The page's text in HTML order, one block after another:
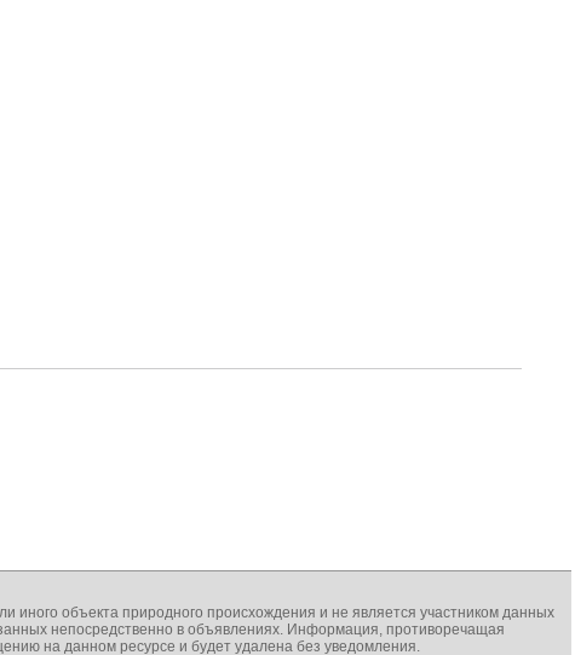
иного объекта природного происхождения и не является участником данных
непосредственно в объявлениях. Информация, противоречащая
на данном ресурсе и будет удалена без уведомления.